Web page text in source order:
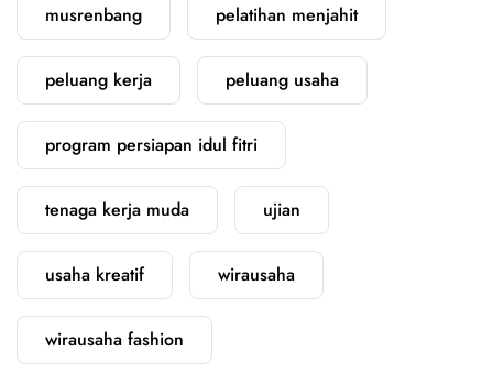
musrenbang pelatihan menjahit
peluang kerja peluang usaha
program persiapan idul fitri
tenaga kerja muda ujian
usaha kreatif wirausaha
wirausaha fashion